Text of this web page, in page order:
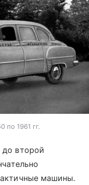
по 1961 гг.
второй
машины.